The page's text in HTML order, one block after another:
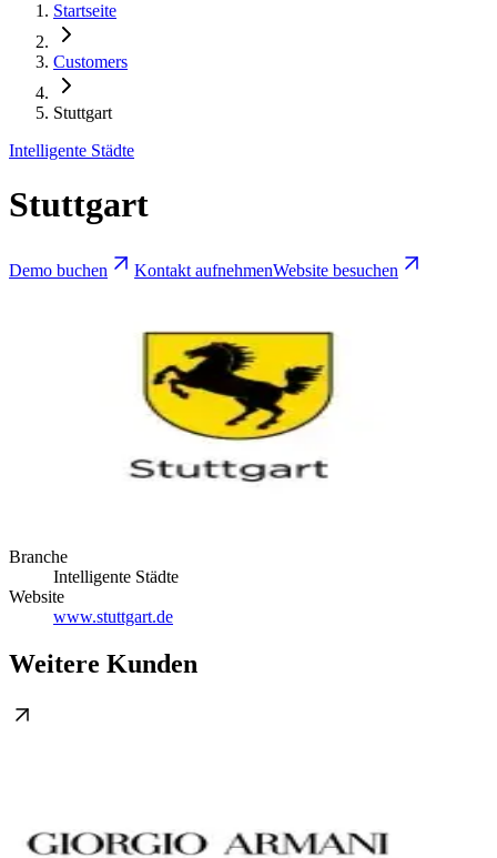
Startseite
Customers
Stuttgart
Intelligente Städte
Stuttgart
Demo buchen Kontakt aufnehmenWebsite besuchen
Branche
Intelligente Städte
Website
www.stuttgart.de
Weitere Kunden